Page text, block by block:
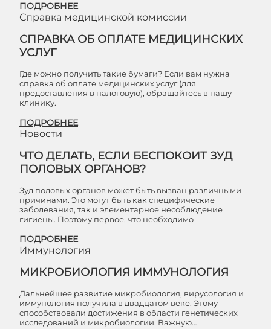
ПОДРОБНЕЕ
Справка медицинской комиссии
СПРАВКА ОБ ОПЛАТЕ МЕДИЦИНСКИХ
УСЛУГ
Где можно получить такие бумаги? Если вам нужна
справка об оплате медицинских услуг (для
предоставления в налоговую), обращайтесь в нашу
клинику.
ПОДРОБНЕЕ
Новости
ЧТО ДЕЛАТЬ, ЕСЛИ БЕСПОКОИТ ЗУД
ПОЛОВЫХ ОРГАНОВ?
Зуд половых органов может быть вызван различными
причинами. Это могут быть как специфические
заболевания, так и элементарное несоблюдение
гигиены. Поэтому первое, что необходимо
ПОДРОБНЕЕ
Иммунология
МИКРОБИОЛОГИЯ ИММУНОЛОГИЯ
Дальнейшее развитие микробиология, вирусология и
иммунология получила в двадцатом веке. Этому
способствовали достижения в области генетических
исследований и микробиологии. Важную…